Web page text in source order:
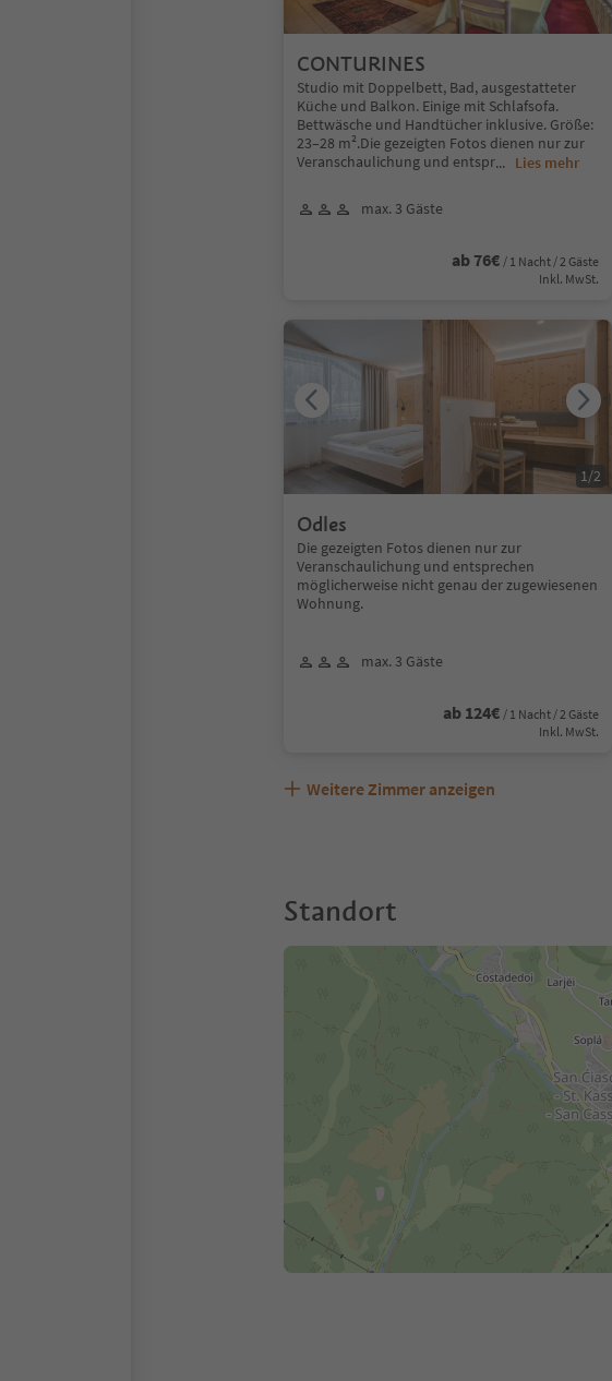
CONTURINES
Studio mit Doppelbett, Bad, ausgestatteter
Küche und Balkon. Einige mit Schlafsofa.
Bettwäsche und Handtücher inklusive. Größe:
23–28 m².Die gezeigten Fotos dienen nur zur
Veranschaulichung und entspr... Lies mehr
max. 3 Gäste
ab 76€ / 1 Nacht / 2 Gäste
Inkl. MwSt.
Odles
Die gezeigten Fotos dienen nur zur
Veranschaulichung und entsprechen
möglicherweise nicht genau der zugewiesenen
Wohnung.
max. 3 Gäste
ab 124€ / 1 Nacht / 2 Gäste
Inkl. MwSt.
1/2
Weitere Zimmer anzeigen
Standort